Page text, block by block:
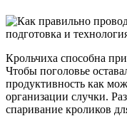
Крольчиха способна
Чтобы поголовье
продуктивность как
организации случки.
спаривание кроликов